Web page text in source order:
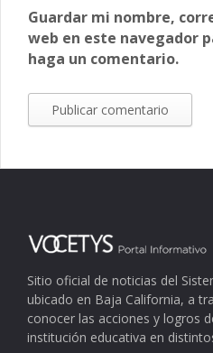
Guardar mi nombre,
web en este navegador
haga un comentario.
Sitio oficial de noticias del
ubicado en Baja California, a
conocer las acciones y logros
institución educativa en